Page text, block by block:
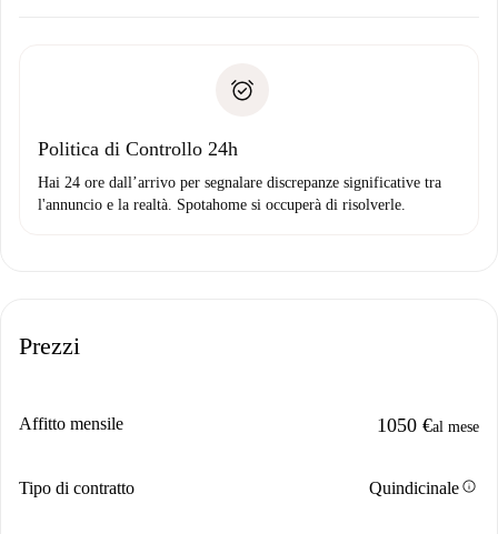
Domiciliazione del pagamento
solo se non segnali problemi.
Politica di Controllo 24h
Hai 24 ore dall’arrivo per segnalare discrepanze significative tra
l'annuncio e la realtà. Spotahome si occuperà di risolverle.
Prezzi
Affitto mensile 1050 €al mese
Tipo di contratto Quindicinaleinfo